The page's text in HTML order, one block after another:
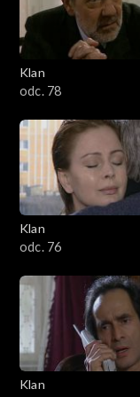
701–800
601–700
501–600
401–500
301–400
201–300
101–200
1–100
Klan
odc. 78
Klan
odc. 76
Klan